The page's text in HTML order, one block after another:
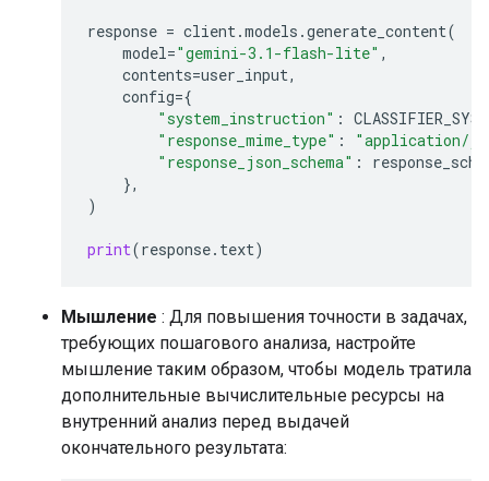
response = client.models .generate_content(
model="gemini-3.1-flash-lite" ,
contents=user_input,
config={
"system_instruction" :
"response_mime_type" :
"application/
"response_json_schema" :
},
)
print(response. text)
Мышление : Для повышения точности в задачах,
требующих пошагового анализа, настройте
мышление таким образом, чтобы модель тратила
дополнительные вычислительные ресурсы на
внутренний анализ перед выдачей
окончательного результата: